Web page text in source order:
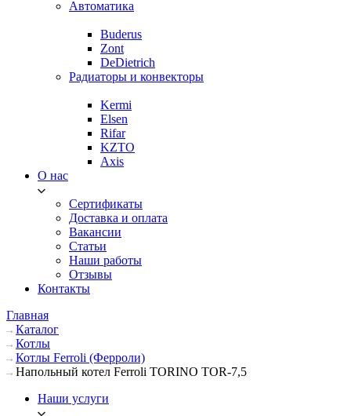
Автоматика
Buderus
Zont
DeDietrich
Радиаторы и конвекторы
Kermi
Elsen
Rifar
KZTO
Axis
О нас
Сертификаты
Доставка и оплата
Вакансии
Статьи
Наши работы
Отзывы
Контакты
Главная
Каталог
Котлы
Котлы Ferroli (Ферроли)
Напольный котел Ferroli TORINO TOR-7,5
Наши услуги